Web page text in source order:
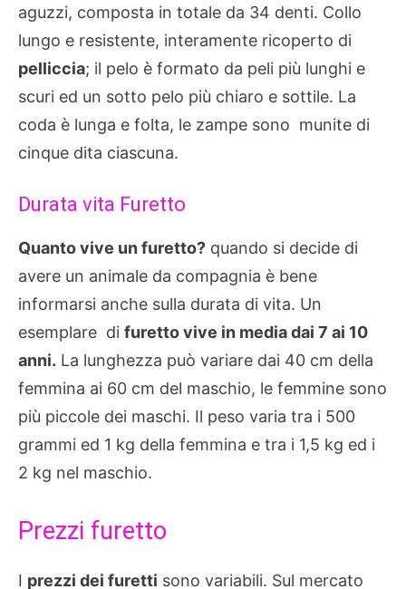
aguzzi, composta in totale da 34 denti. Collo
lungo e resistente, interamente ricoperto di
pelliccia; il pelo è formato da peli più lunghi e
scuri ed un sotto pelo più chiaro e sottile. La
coda è lunga e folta, le zampe sono munite di
cinque dita ciascuna.
Durata vita Furetto
Quanto vive un furetto? quando si decide di
avere un animale da compagnia è bene
informarsi anche sulla durata di vita. Un
esemplare di furetto vive in media dai 7 ai 10
anni. La lunghezza può variare dai 40 cm della
femmina ai 60 cm del maschio, le femmine sono
più piccole dei maschi. Il peso varia tra i 500
grammi ed 1 kg della femmina e tra i 1,5 kg ed i
2 kg nel maschio.
Prezzi furetto
I prezzi dei furetti sono variabili. Sul mercato